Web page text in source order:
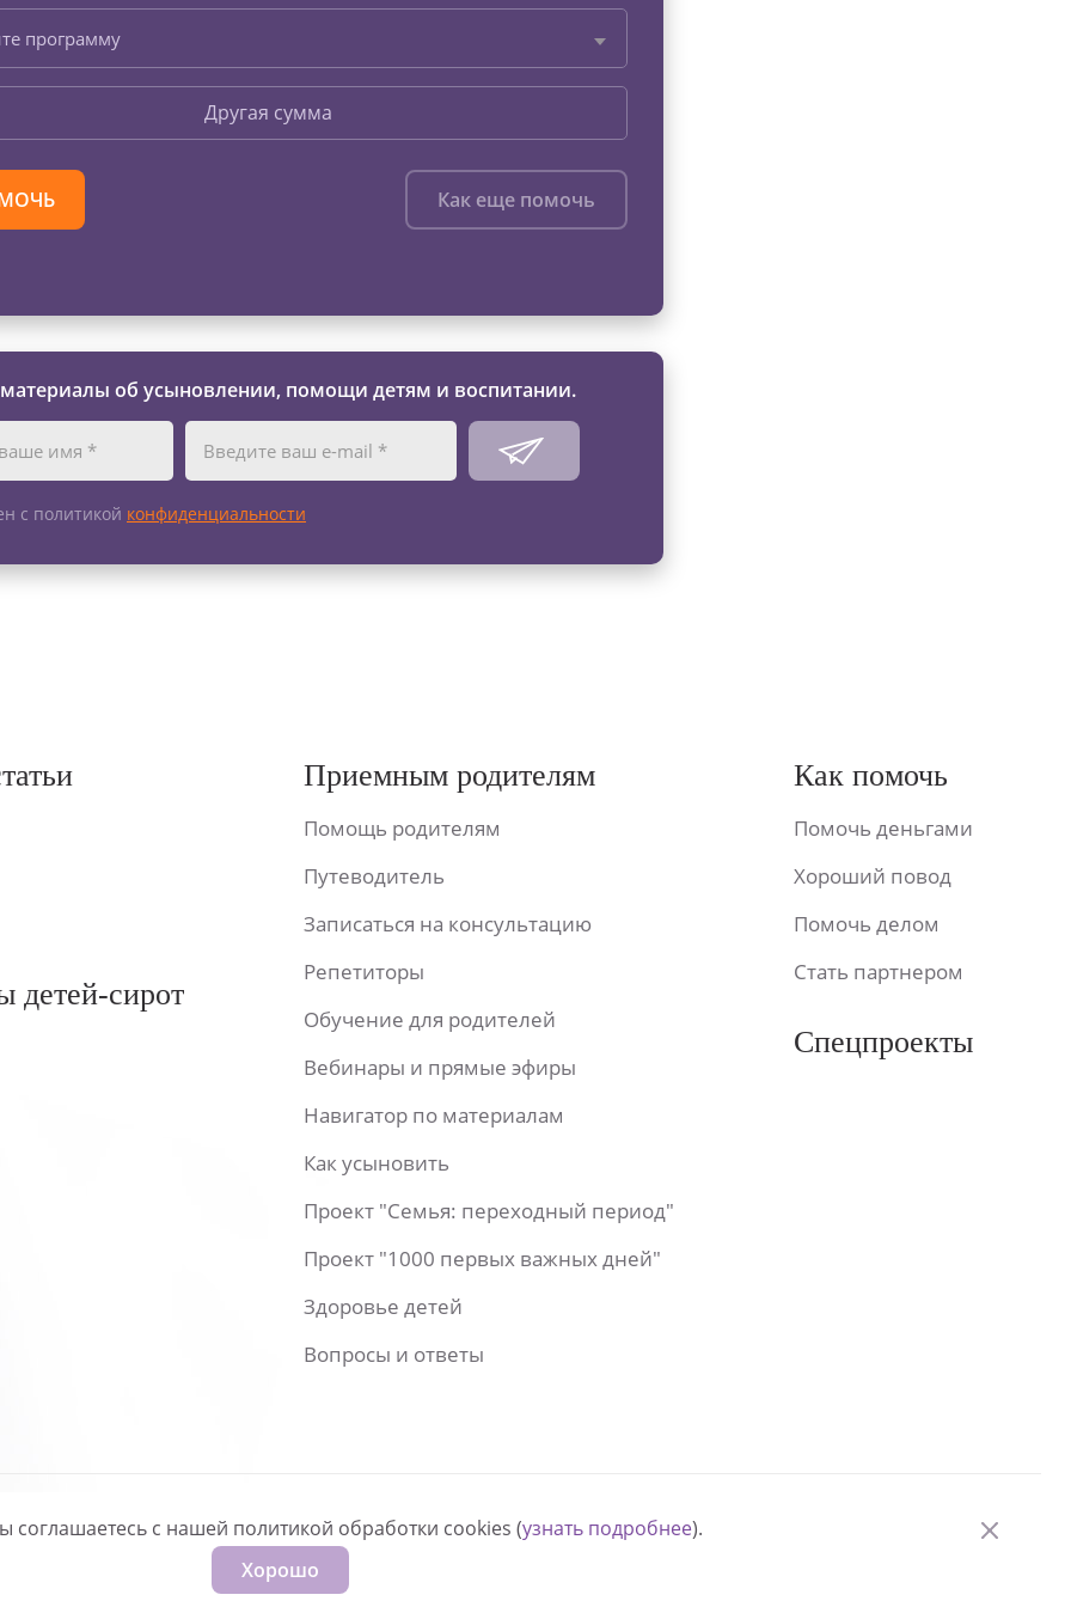
программу
Другая сумма
Как еще помочь
об усыновлении, помощи детям и воспитании.
с политикой конфиденциальности
детей-сирот
Приемным родителям
Помощь родителям
Путеводитель
Записаться на консультацию
Репетиторы
Обучение для родителей
Вебинары и прямые эфиры
Навигатор по материалам
Как усыновить
Проект "Семья: переходный период"
Проект "1000 первых важных дней"
Здоровье детей
Вопросы и ответы
Как помочь
Помочь деньгами
Хороший повод
Помочь делом
Стать партнером
Спецпроекты
соглашаетесь с нашей политикой обработки cookies (узнать подробнее).
Хорошо